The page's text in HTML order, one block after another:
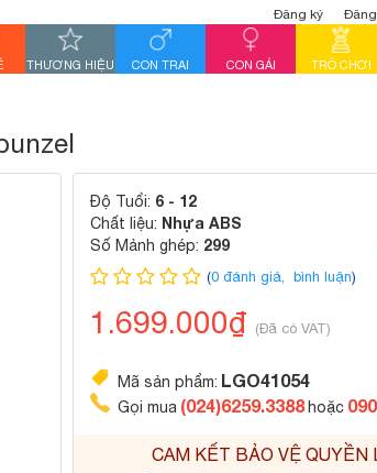
Đăng ký
THƯƠNG HIỆU CON TRAI CON GÁI TRÒ CHƠI
Độ Tuổi: 6 - 12
Chất liệu: Nhựa ABS
Số Mảnh ghép: 299
(0 đánh giá, bình luận)
1.699.000₫ (Đã có VAT)
CAM KẾT BẢO VỆ QUYỀN
Mã sản phẩm: LGO41054
Gọi mua (024)6259.3388 hoặc